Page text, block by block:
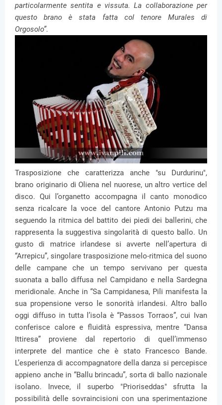
particolarmente sentita e vissuta. La collaborazione per
questo brano è stata fatta col tenore Murales di
Orgosolo”.
Trasposizione che caratterizza anche "su Durdurinu",
brano originario di Oliena nel nuorese, un altro vertice del
disco. Qui l’organetto accompagna il canto monodico
senza ricalcare la voce del cantore Antonio Putzu ma
seguendo la ritmica del battito dei piedi dei ballerini, che
rappresenta la suggestiva singolarità di questo ballo. Un
gusto di matrice irlandese si avverte nell’apertura di
“Arrepicu”, singolare trasposizione melo-ritmica del suono
delle campane che un tempo servivano per questa
suonata a ballo diffusa nel Campidano e nella Sardegna
meridionale. Anche in “Sa Campidanesa, Pili manifesta la
sua propensione verso le sonorità irlandesi. Altro ballo
oggi diffuso in tutta l’isola è “Passos Torraos”, cui Ivan
conferisce calore e fluidità espressiva, mentre “Dansa
Ittiresa” proviene dal repertorio di quell’immenso
interprete del mantice che è stato Francesco Bande.
L’esperienza di accompagnatore della danza si percepisce
appieno anche in “Ballu brincadu”, sorta di ballo nazionale
isolano. Invece, il superbo "Prioriseddas" sfrutta la
possibilità delle sovraincisioni con una sperimentazione